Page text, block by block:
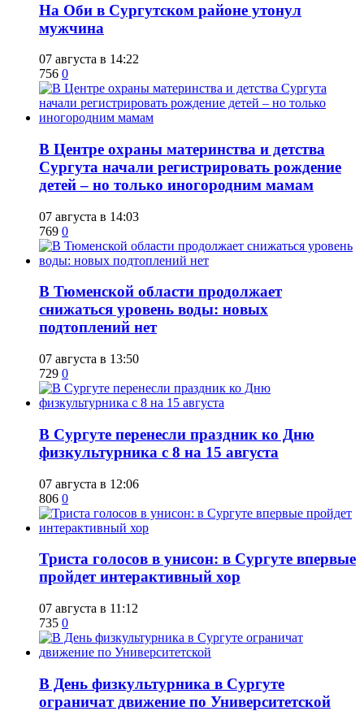
​На Оби в Сургутском районе утонул
мужчина
07 августа в 14:22
756 0
​В Центре охраны материнства и детства
Сургута начали регистрировать рождение
детей – но только иногородним мамам
07 августа в 14:03
769 0
​В Тюменской области продолжает
снижаться уровень воды: новых
подтоплений нет
07 августа в 13:50
729 0
​В Сургуте перенесли праздник ко Дню
физкультурника с 8 на 15 августа
07 августа в 12:06
806 0
​Триста голосов в унисон: в Сургуте впервые
пройдет интерактивный хор
07 августа в 11:12
735 0
​В День физкультурника в Сургуте
ограничат движение по Университетской